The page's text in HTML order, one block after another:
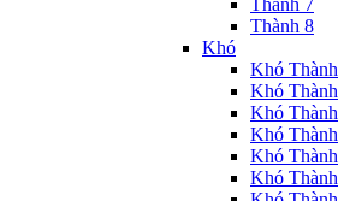
Thành 7
Thành 8
Khó
Khó Thành
Khó
Khó
Khó
Khó
Khó